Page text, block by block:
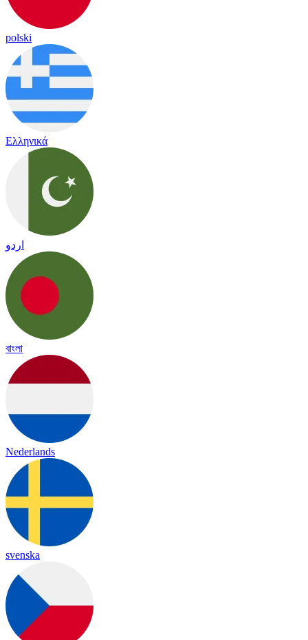
polski
Ελληνικά
اردو
বাংলা
Nederlands
svenska